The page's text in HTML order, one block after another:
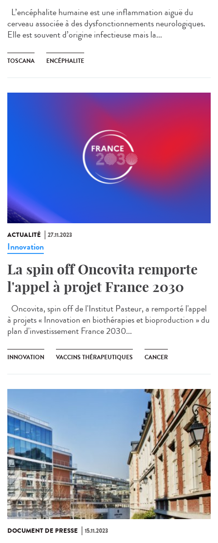
L’encéphalite humaine est une inflammation aiguë du
cerveau associée à des dysfonctionnements neurologiques.
Elle est souvent d’origine infectieuse mais la...
TOSCANA ENCÉPHALITE
ACTUALITÉ 27.11.2023
Innovation
La spin off Oncovita remporte
l'appel à projet France 2030
Oncovita, spin off de l'Institut Pasteur, a remporté l'appel
à projets « Innovation en biothérapies et bioproduction » du
plan d'investissement France 2030...
INNOVATION VACCINS THÉRAPEUTIQUES CANCER
DOCUMENT DE PRESSE 15.11.2023